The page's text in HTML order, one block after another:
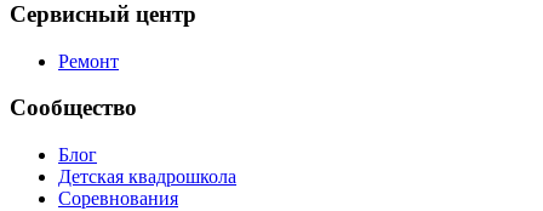
Сервисный центр
Ремонт
Сообщество
Блог
Детская квадрошкола
Соревнования